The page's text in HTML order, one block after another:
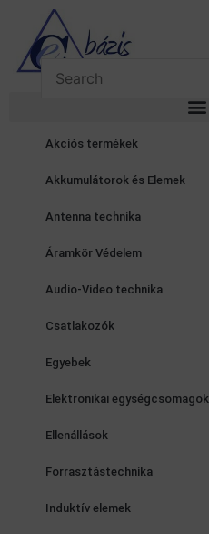
content
Akciós termékek
Akkumulátorok és Elemek
Antenna technika
Áramkör Védelem
Audio-Video technika
Csatlakozók
Egyebek
Elektronikai egységcsomagok
Ellenállások
Forrasztástechnika
Induktív elemek